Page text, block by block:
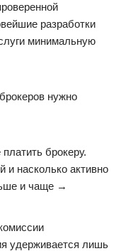
разработки
минимальную
нужно
брокеру.
и насколько активно
и чаще →
удерживается лишь